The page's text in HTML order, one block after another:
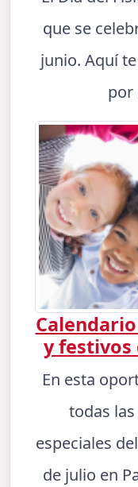
que se
junio. Aquí
por
y festivos
En esta
todas
especiales
de julio en